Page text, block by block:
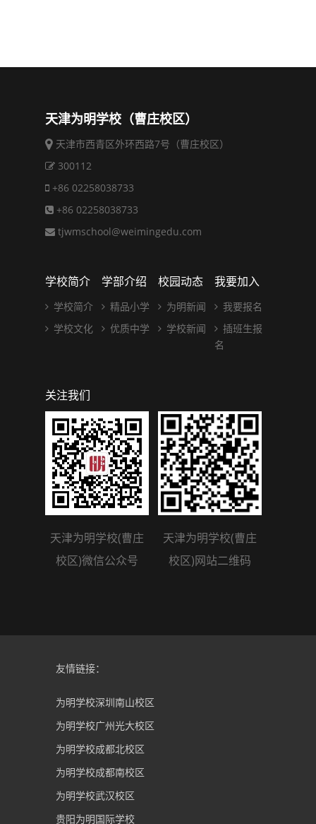
天津为明学校（曹庄校区）
天津市西青区外环西路7号（曹庄校区）
300112
+86 02258038733
+86 02258038733
tjwmschool@weimingedu.com
学校简介
学校简介
学校文化
学部介绍
精品小学
优质中学
校园动态
为明新闻
学校新闻
我要加入
我要报名
插班生报
名
关注我们
天津为明学校(曹庄
校区)微信公众号
天津为明学校(曹庄
校区)网站二维码
友情链接：
为明学校深圳南山校区
为明学校广州光大校区
为明学校成都北校区
为明学校成都南校区
为明学校武汉校区
贵阳为明国际学校